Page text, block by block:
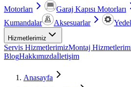
Motorları
Garaj Kapısı Motorları
Kumandalar
Aksesuarlar
Hizmetlerimiz
Servis HizmetlerimizMontaj
BlogHakkımızdaİletişim
Anasayfa